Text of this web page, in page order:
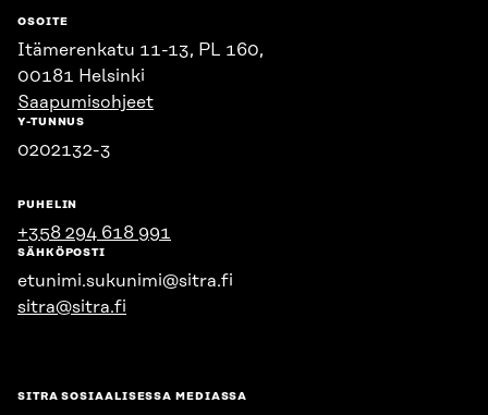
OSOITE
Itämerenkatu 11-13, PL 160,
00181 Helsinki
Saapumisohjeet
Y-TUNNUS
0202132-3
PUHELIN
+358 294 618 991
SÄHKÖPOSTI
etunimi.sukunimi@sitra.fi
sitra@sitra.fi
SITRA SOSIAALISESSA MEDIASSA